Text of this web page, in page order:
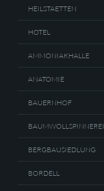
HEILSTAETTEN
HOTEL
AMMONIAKHALLE
ANATOMIE
BAUERNHOF
BAUMWOLLSPINNEREI
BERGBAUSIEDLUNG
BORDELL